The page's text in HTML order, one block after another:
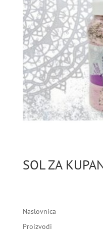
SOL ZA
Naslovnica
Proizvodi